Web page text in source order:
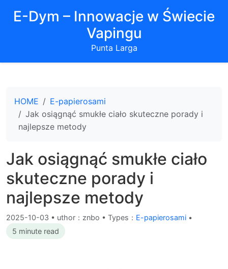
E-Dym – Innowacje w Świecie
Vapingu
Punta Larga
HOME
E-papierosami
Jak osiągnąć smukłe ciało skuteczne porady i
najlepsze metody
Jak osiągnąć smukłe ciało
skuteczne porady i
najlepsze metody
2025-10-03 • uthor：znbo • Types： E-papierosami •
5 minute read